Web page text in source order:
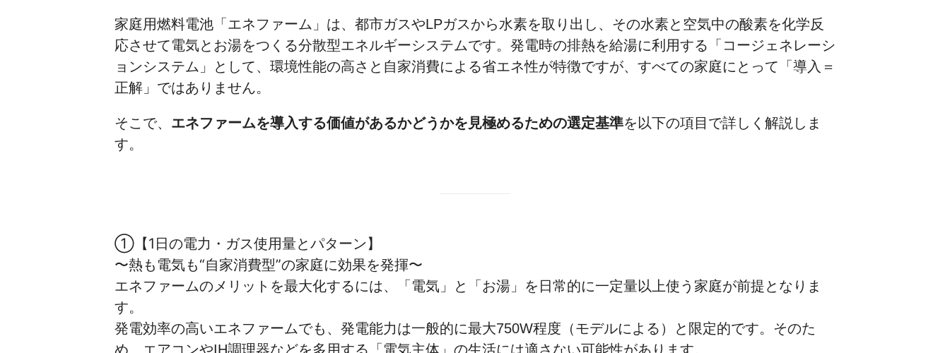
家庭用燃料電池「エネファーム」は、都市ガスやLPガスから水素を取り出し、その水素と空気中の酸素を化学反
応させて電気とお湯をつくる分散型エネルギーシステムです。発電時の排熱を給湯に利用する「コージェネレーシ
ョンシステム」として、環境性能の高さと自家消費による省エネ性が特徴ですが、すべての家庭にとって「導入＝
正解」ではありません。
そこで、 エネファームを導入する価値があるかどうかを見極めるための選定基準を以下の項目で詳しく解説しま
す。
①【1日の電力・ガス使用量とパターン】
〜熱も電気も“自家消費型”の家庭に効果を発揮〜
エネファームのメリットを最大化するには、「電気」と「お湯」を日常的に一定量以上使う家庭が前提となりま
す。
発電効率の高いエネファームでも、発電能力は一般的に最大750W程度（モデルによる）と限定的です。そのた
め、エアコンやIH調理器などを多用する「電気主体」の生活には適さない可能性があります。